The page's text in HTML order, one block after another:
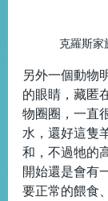
克羅斯家
另外一個動物
的眼睛，藏匿
物圈圈，一直
水，還好這隻
和，不過牠的
開始還是會有
要正常的餵食